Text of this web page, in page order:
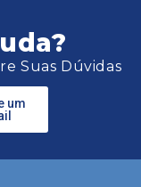
Suas Dúvidas
um